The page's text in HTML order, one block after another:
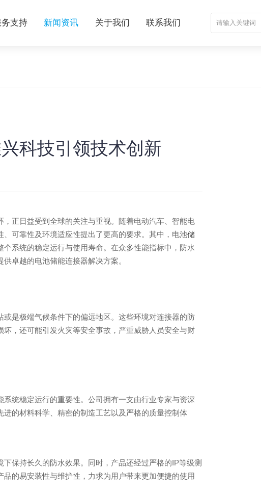
务支持 新闻资讯 关于我们 联系我们
科技引领技术创新
正日益受到全球的关注与重视。随着电动汽车、智能电
可靠性及环境适应性提出了更高的要求。其中，电池储
系统的稳定运行与使用寿命。在众多性能指标中，防水
卓越的电池储能连接器解决方案。
是极端气候条件下的偏远地区。这些环境对连接器的防
，还可能引发火灾等安全事故，严重威胁人员安全与财
统稳定运行的重要性。公司拥有一支由行业专家与资深
的材料科学、精密的制造工艺以及严格的质量控制体
保持长久的防水效果。同时，产品还经过严格的IP等级测
的易安装性与维护性，力求为用户带来更加便捷的使用